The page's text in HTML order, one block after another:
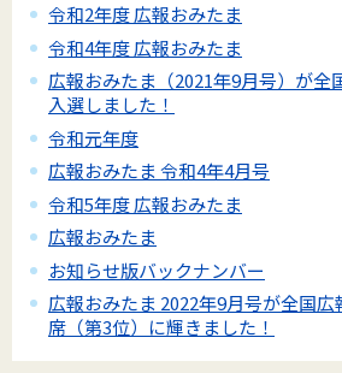
令和2年度 広報おみたま
令和4年度 広報おみたま
広報おみたま（2021年9月号）が全
入選しました！
令和元年度
広報おみたま 令和4年4月号
令和5年度 広報おみたま
広報おみたま
お知らせ版バックナンバー
広報おみたま 2022年9月号が全国
席（第3位）に輝きました！